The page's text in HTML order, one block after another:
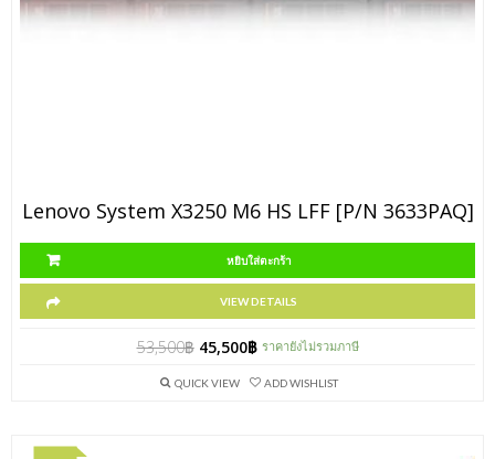
Lenovo System X3250 M6 HS LFF [P/N 3633PAQ]
หยิบใส่ตะกร้า
VIEW DETAILS
53,500฿ 45,500฿ ราคายังไม่รวมภาษี
QUICK VIEW ADD WISHLIST